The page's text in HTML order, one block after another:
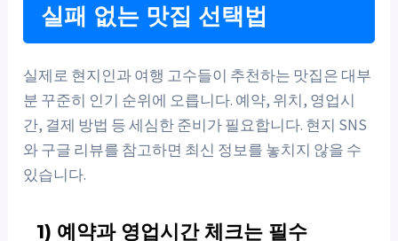
실패 없는 맛집 선택법
실제로 현지인과 여행 고수들이 추천하는 맛집은 대부
분 꾸준히 인기 순위에 오릅니다. 예약, 위치, 영업시
간, 결제 방법 등 세심한 준비가 필요합니다. 현지 SNS
와 구글 리뷰를 참고하면 최신 정보를 놓치지 않을 수
있습니다.
1) 예약과 영업시간 체크는 필수